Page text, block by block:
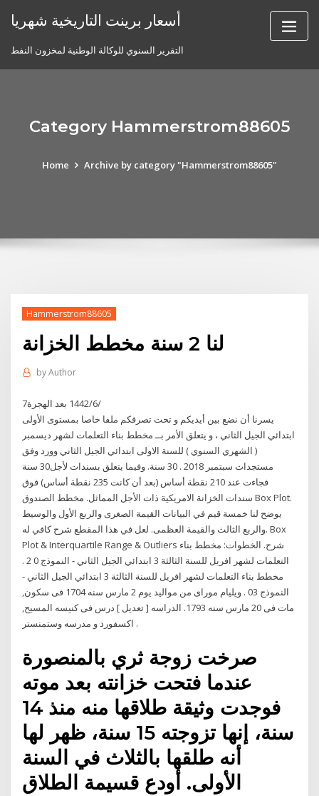
أسعار برينت التاريخية شهريا
التقرير السنوي للوكالة الوطنية لمخزون النفط
Category Hammerstrom88605
Home Archive by category "Hammerstrom88605"
Hammerstrom88605
لنا 2 سنة مخطط الخزانة
byAuthor
7‏‏/6‏‏/1442 بعد الهجرة
يسرنا أن نضع بين أيديكم و تحت تصرفكم ملفا خاصا بمستوى الأولى
ابتدائي الجيل الثاني ، و يتعلق الأمر بــ مخطط بناء التعلمات لشهر ديسمبر
( الشهري السنوي ) للسنة الاولى ابتدائي الجيل الثاني وورد وفق
مستجدات سبتمبر 2018 . 30 سنة. وفيما يتعلق بسندات لأجل30 سنة
فجاءت عند 210 نقطة أساس (بعد أن كانت 235 نقطة أساس) فوق
سندات الخزانة الامريكية ذات الأجل المماثل. مخطط الصندوق Box Plot.
يوضح لنا خمسة قيم في البيانات القيمة الصغرى والربع الأول والوسيط
والربع الثالث والقيمة العظمى. لعل في هذا المقطع شرح كافي له. Box
Plot & Interquartile Range & Outliers شرح. الخطوات: مخطط بناء
التعلمات لشهر افريل للسنة الثالثة 3 ابتدائي الجيل الثاني - النموذج 0 2 .
مخطط بناء التعلمات لشهر افريل للسنة الثالثة 3 ابتدائي الجيل الثاني -
النموذج 03 . ويليام موراى من مواليد يوم 2 مارس سنه 1704 فى سكون,
مات فى 20 مارس سنه 1793. الدراسه [ تعديل ] درس فى كنيسه المسيح,
اكسفورد و مدرسه وستمنستر .
صرخت زوجة ثري بالمنصورة
عندما فتحت خزانته بعد موته
فوجدت وثيقة طلاقها منه منذ 14
سنة، إنها تزوجته 15 سنة، ظهر لها
أنه طلقها بالثلاث في السنة
الأولى. أودع قسيمة الطلاق